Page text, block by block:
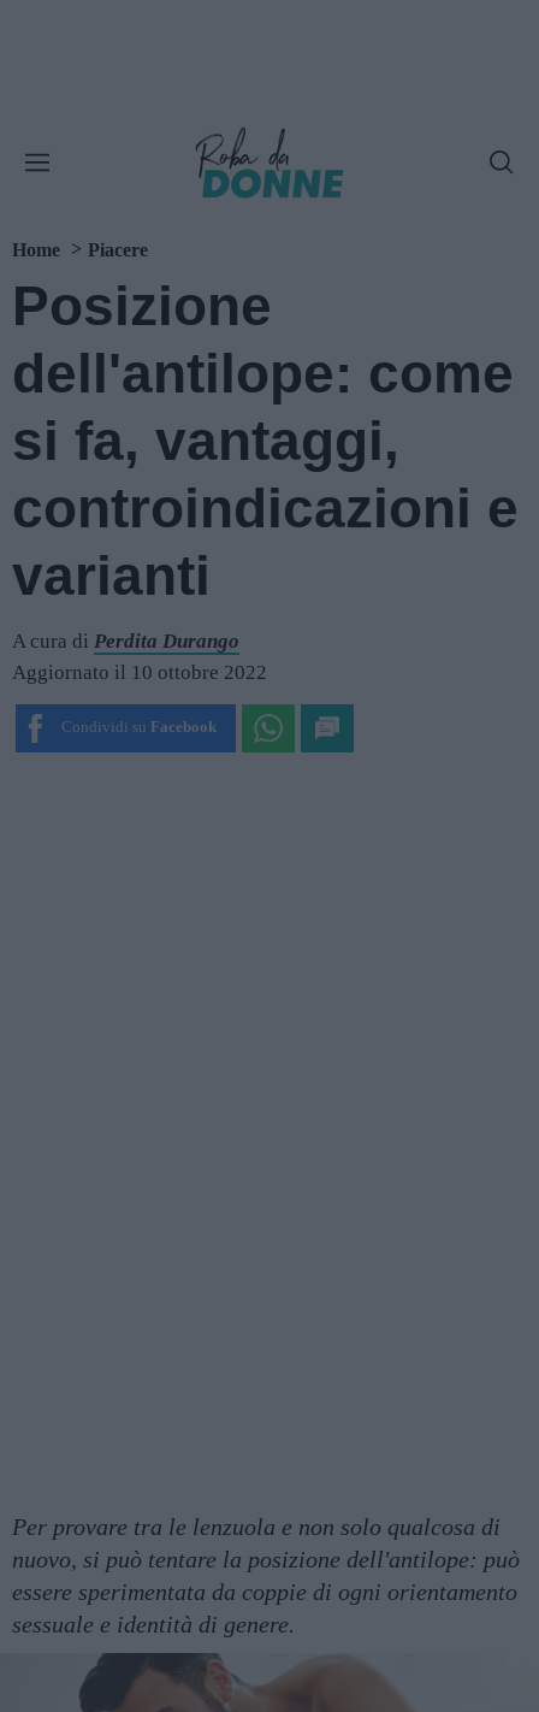
Home Piacere
Posizione
dell'antilope: come
si fa, vantaggi,
controindicazioni e
varianti
A cura di Perdita Durango
Aggiornato il 10 ottobre 2022
Condividi su Facebook
Per provare tra le lenzuola e non solo qualcosa di
nuovo, si può tentare la posizione dell'antilope: può
essere sperimentata da coppie di ogni orientamento
sessuale e identità di genere.